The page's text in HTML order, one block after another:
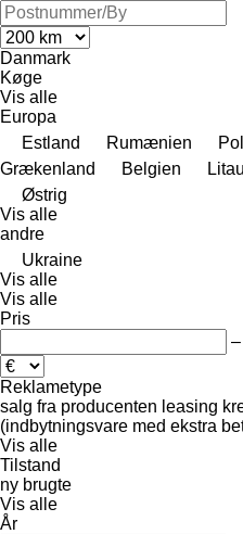
Danmark
Køge
Vis alle
Europa
Estland
Rumænien
Grækenland
Belgien
Østrig
Vis alle
andre
Ukraine
Vis alle
Vis alle
Pris
–
Reklametype
salg fra producenten leasing
(indbytningsvare med ekstra
Vis alle
Tilstand
ny brugte
Vis alle
År